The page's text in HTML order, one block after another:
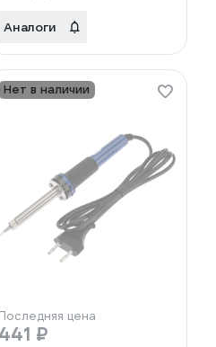
Аналоги
Нет в наличии
Последняя цена
441 ₽